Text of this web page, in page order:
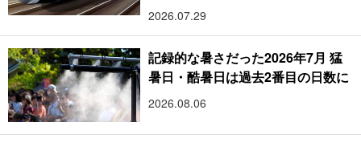
2026.07.29
記録的な暑さだった2026年7月 猛
暑日・酷暑日は過去2番目の日数に
2026.08.06